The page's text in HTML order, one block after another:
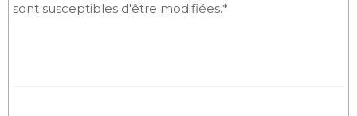
sont susceptibles d'être modifiées.*